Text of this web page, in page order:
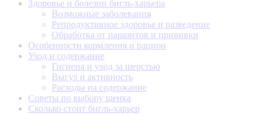
Здоровье и болезни бигль-харьера
Возможные заболевания
Репродуктивное здоровье и разведение
Обработка от паразитов и прививки
Особенности кормления и рацион
Уход и содержание
Гигиена и уход за шерстью
Выгул и активность
Расходы на содержание
Советы по выбору щенка
Сколько стоит бигль-харьер